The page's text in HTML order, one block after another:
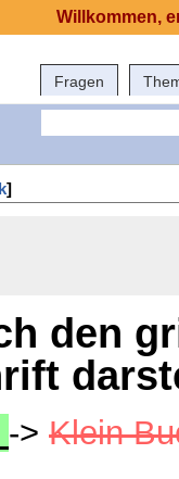
Fragen
]
den
-> Klein
Willkommen,